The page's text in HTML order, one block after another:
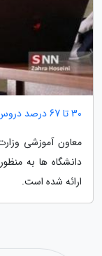
30 تا 67 درصد دروس دانشگاه ها به صورت الکترونیکی ارائه شده است
دانشگاه ها به
ارائه شده است.